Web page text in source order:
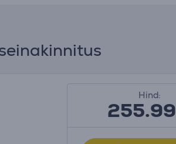
Hind:
255.99